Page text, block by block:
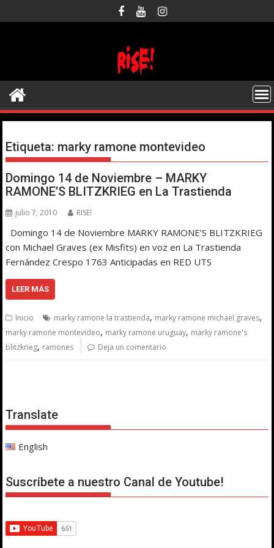
al
Etiqueta: marky ramone montevideo
Domingo 14 de Noviembre – MARKY
RAMONE’S BLITZKRIEG en La Trastienda
julio 7, 2010 RISE!
Domingo 14 de Noviembre MARKY RAMONE’S BLITZKRIEG
con Michael Graves (ex Misfits) en voz en La Trastienda
Fernández Crespo 1763 Anticipadas en RED UTS
LEER MÁS
Inicio marky ramone la trastienda, marky ramone michael graves,
marky ramone montevideo, marky ramone uruguay, marky ramone's
blitzkrieg, ramones Deja un comentario
Translate
English
Suscríbete a nuestro Canal de Youtube!